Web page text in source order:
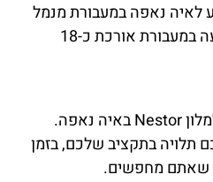
לאיה נאפה במעבורת מנמל
פיראוס ביוון. הנסיעה במעבורת אורכת כ-18
ישנן דרכים רבות להגיע למלון Nestor באיה נאפה.
תלויה בתקציב שלכם, בזמן
שאתם מחפשים.